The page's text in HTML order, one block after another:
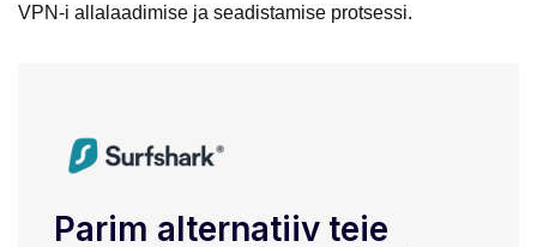
VPN-i allalaadimise ja seadistamise protsessi.
Parim alternatiiv teie